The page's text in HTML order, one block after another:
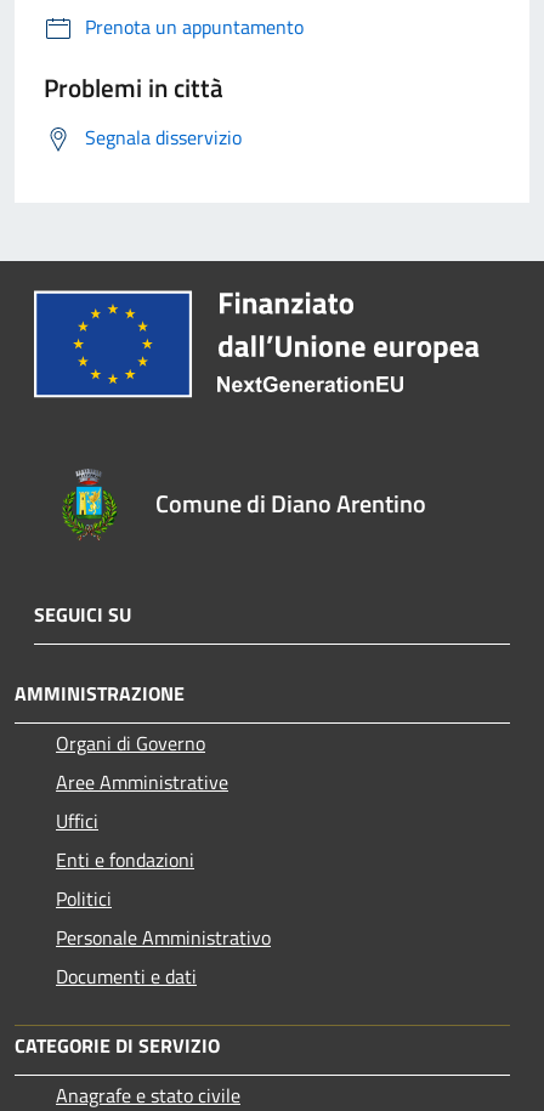
Prenota un appuntamento
Problemi in città
Segnala disservizio
Comune di Diano Arentino
SEGUICI SU
AMMINISTRAZIONE
Organi di Governo
Aree Amministrative
Uffici
Enti e fondazioni
Politici
Personale Amministrativo
Documenti e dati
CATEGORIE DI SERVIZIO
Anagrafe e stato civile